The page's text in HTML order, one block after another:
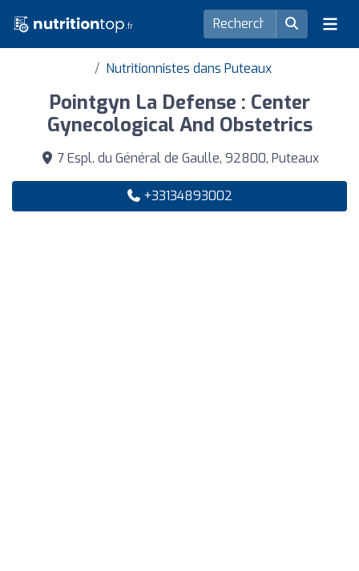
Nutritionnistes dans Puteaux
Pointgyn La Defense : Center
Gynecological And Obstetrics
7 Espl. du Général de Gaulle, 92800, Puteaux
+33134893002